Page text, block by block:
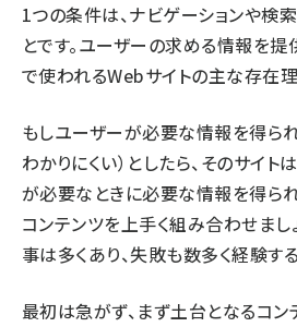
1つの条件は、ナビゲーションや検
とです。ユーザーの求める情報を提
で使われるWebサイトの主な存在理
もしユーザーが必要な情報を得ら
わかりにくい）としたら、そのサイト
が必要なときに必要な情報を得られ
コンテンツを上手く組み合わせまし
事は多くあり、失敗も数多く経験す
最初は急がず、まず土台となるコ